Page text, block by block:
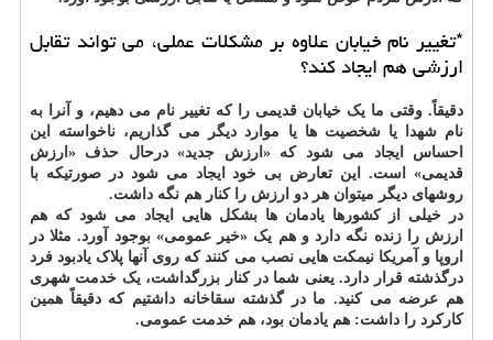
*تغییر نام خیابان علاوه بر مشکلات عملی، می تواند تقابل
ارزشی هم ایجاد کند؟
دقیقاً. وقتی ما یک خیابان قدیمی را که تغییر نام می دهیم، و آنرا به
نام شهدا یا شخصیت ها یا موارد دیگر می گذاریم، ناخواسته این
احساس ایجاد می شود که «ارزش جدید» درحال حذف «ارزش
قدیمی» است. این تعارض بی خود ایجاد می شود در صورتیکه با
روشهای دیگر میتوان هر دو ارزش را کنار هم نگه داشت.
در خیلی از کشورها یادمان ها بشکل هایی ایجاد می شود که هم
ارزش را زنده نگه دارد و هم یک «خیر عمومی» بوجود آورد. مثلا در
اروپا و آمریکا نیمکت هایی نصب می کنند که روی آنها پلاک یادبود فرد
درگذشته قرار دارد. یعنی شما در کنار بزرگداشت، یک خدمت شهری
هم عرضه می کنید. ما در گذشته سقاخانه داشتیم که دقیقاً همین
کارکرد را داشت: هم یادمان بود، هم خدمت عمومی.